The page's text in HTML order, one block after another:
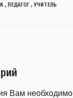
, ПЕДАГОГ, УЧИТЕЛЬ
Вам необходимо